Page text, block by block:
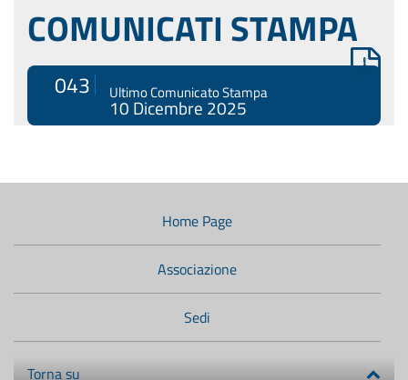
COMUNICATI STAMPA
043 Ultimo Comunicato Stampa
10 Dicembre 2025
Home Page
Associazione
Sedi
Torna su